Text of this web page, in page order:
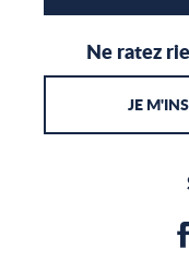
Ne ratez
JE